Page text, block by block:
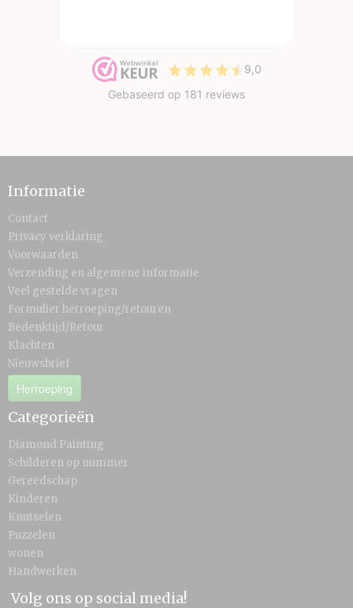
Informatie
Contact
Privacy verklaring
Voorwaarden
Verzending en algemene informatie
Veel gestelde vragen
Formulier herroeping/retouren
Bedenktijd/Retour
Klachten
Nieuwsbrief
Herroeping
Categorieën
Diamond Painting
Schilderen op nummer
Gereedschap
Kinderen
Knutselen
Puzzelen
wonen
Handwerken
Volg ons op social media!